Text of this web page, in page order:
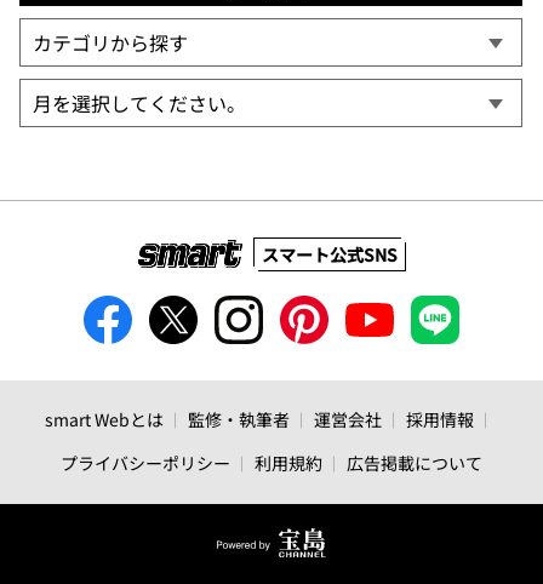
スマート公式SNS
smart Webとは 監修・執筆者 運営会社
採用情報
プライバシーポリシー
利用規約 広告掲載について